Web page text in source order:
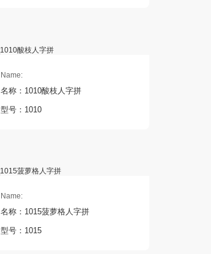
Name:
名称：1010酸枝人字拼
型号：1010
Name:
名称：1015菠萝格人字拼
型号：1015